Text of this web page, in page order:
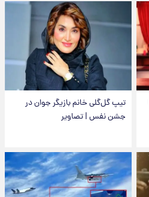
تیپ گل‌گلی خانم بازیگر جوان در
جشن نفس | تصاویر